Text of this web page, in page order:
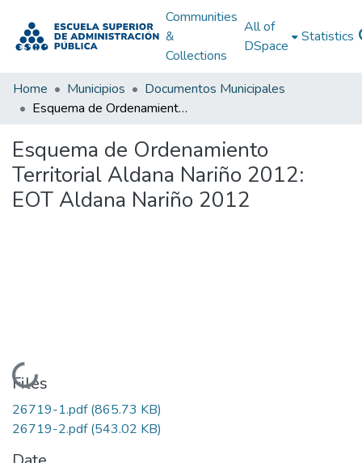
Communities
&
Collections
All of
DSpace
Statistics
Home Municipios
Documentos Municipales
Esquema de Ordenamiento Territorial Aldana Nariño 2012: EOT Aldana Nariño 2012
Esquema de Ordenamiento
Territorial Aldana Nariño 2012:
EOT Aldana Nariño 2012
Loading...
Files
26719-1.pdf(865.73 KB)
26719-2.pdf(543.02 KB)